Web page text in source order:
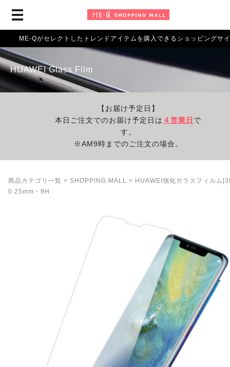
ME-Qがセレクトしたトレンドアイテムを購入できるショッピングサ
HUAWEI Glass Film
【お届け予定日】
本日ご注文でのお届け予定日は ４営業日 で
す。
※AM9時までのご注文の場合。
商品カテゴリ一覧 > SHOPPING MALL > HUAWEI強化ガラスフィルム
0.25mm・9H